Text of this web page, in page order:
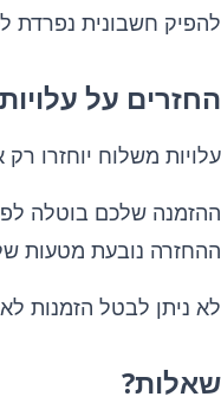
להפיק חשבונית נפרדת
החזרים על
עלויות משלוח יוחזרו
ההזמנה שלכם בוטלה
ההחזרה נובעת מטעות
לא ניתן לבטל הזמנות
שאלות?